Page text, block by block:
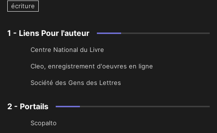
écriture
1 - Liens Pour l'auteur
Centre National du Livre
Cleo, enregistrement d'oeuvres en ligne
Société des Gens des Lettres
2 - Portails
Scopalto